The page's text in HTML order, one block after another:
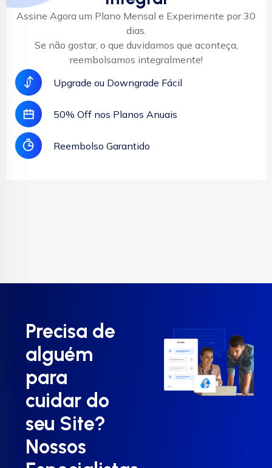
Assine Agora um Plano Mensal e Experimente por 30
dias.
Se não gostar, o que duvidamos que aconteça,
reembolsamos integralmente!
Upgrade ou Downgrade Fácil
50% Off nos Planos Anuais
Reembolso Garantido
Precisa de
alguém
para
cuidar do
seu Site?
Nossos